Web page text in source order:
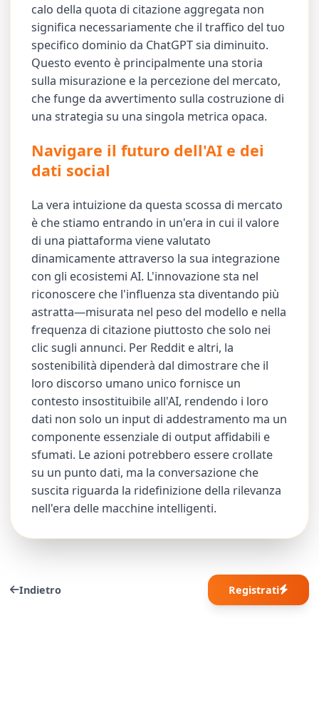
calo della quota di citazione aggregata non
significa necessariamente che il traffico del tuo
specifico dominio da ChatGPT sia diminuito.
Questo evento è principalmente una storia
sulla misurazione e la percezione del mercato,
che funge da avvertimento sulla costruzione di
una strategia su una singola metrica opaca.
Navigare il futuro dell'AI e dei
dati social
La vera intuizione da questa scossa di mercato
è che stiamo entrando in un'era in cui il valore
di una piattaforma viene valutato
dinamicamente attraverso la sua integrazione
con gli ecosistemi AI. L'innovazione sta nel
riconoscere che l'influenza sta diventando più
astratta—misurata nel peso del modello e nella
frequenza di citazione piuttosto che solo nei
clic sugli annunci. Per Reddit e altri, la
sostenibilità dipenderà dal dimostrare che il
loro discorso umano unico fornisce un
contesto insostituibile all'AI, rendendo i loro
dati non solo un input di addestramento ma un
componente essenziale di output affidabili e
sfumati. Le azioni potrebbero essere crollate
su un punto dati, ma la conversazione che
suscita riguarda la ridefinizione della rilevanza
nell'era delle macchine intelligenti.
Indietro Registrati